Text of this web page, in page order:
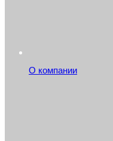
О компании